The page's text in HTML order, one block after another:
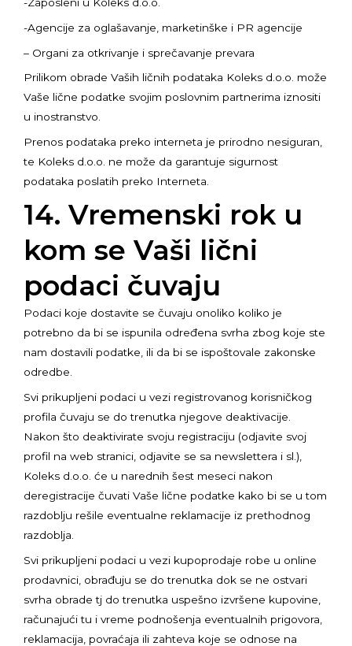
-Agencije za oglašavanje, marketinške i PR agencije
– Organi za otkrivanje i sprečavanje prevara
Prilikom obrade Vaših ličnih podataka Koleks d.o.o. može
Vaše lične podatke svojim poslovnim partnerima iznositi
u inostranstvo.
Prenos podataka preko interneta je prirodno nesiguran,
te Koleks d.o.o. ne može da garantuje sigurnost
podataka poslatih preko Interneta.
14. Vremenski rok u
kom se Vaši lični
podaci čuvaju
Podaci koje dostavite se čuvaju onoliko koliko je
potrebno da bi se ispunila određena svrha zbog koje ste
nam dostavili podatke, ili da bi se ispoštovale zakonske
odredbe.
Svi prikupljeni podaci u vezi registrovanog korisničkog
profila čuvaju se do trenutka njegove deaktivacije.
Nakon što deaktivirate svoju registraciju (odjavite svoj
profil na web stranici, odjavite se sa newslettera i sl.),
Koleks d.o.o. će u narednih šest meseci nakon
deregistracije čuvati Vaše lične podatke kako bi se u tom
razdoblju rešile eventualne reklamacije iz prethodnog
razdoblja.
Svi prikupljeni podaci u vezi kupoprodaje robe u online
prodavnici, obrađuju se do trenutka dok se ne ostvari
svrha obrade tj do trenutka uspešno izvršene kupovine,
računajući tu i vreme podnošenja eventualnih prigovora,
reklamacija, povraćaja ili zahteva koje se odnose na